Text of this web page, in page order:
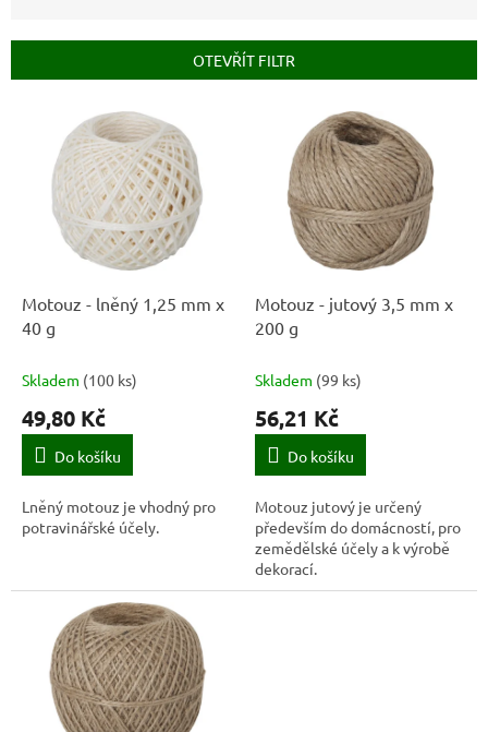
r
OTEVŘÍT FILTR
Motouz - lněný 1,25 mm x
40 g
Skladem (100 ks)
49,80 Kč
Do košíku
Lněný motouz je vhodný pro
potravinářské účely.
Motouz - jutový 3,5 mm x
200 g
Skladem (99 ks)
56,21 Kč
Do košíku
Motouz jutový je určený
především do domácností, pro
zemědělské účely a k výrobě
dekorací.